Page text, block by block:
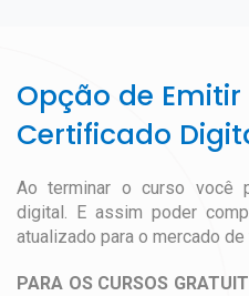
Opção de Emitir
Certificado
Ao terminar o curso você
digital. E assim poder
atualizado para o mercado de
PARA OS CURSOS